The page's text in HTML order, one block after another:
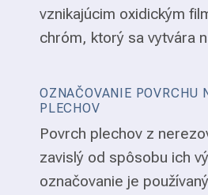
vznikajúcim oxidickým
chróm, ktorý sa vytvára
OZNAČOVANIE POVRCHU
PLECHOV
Povrch plechov z
zavislý od spôsobu ich
označovanie je